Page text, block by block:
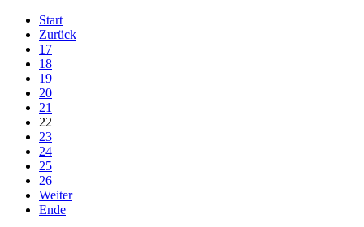
Start
Zurück
17
18
19
20
21
22
23
24
25
26
Weiter
Ende